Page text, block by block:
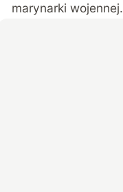
marynarki wojennej.